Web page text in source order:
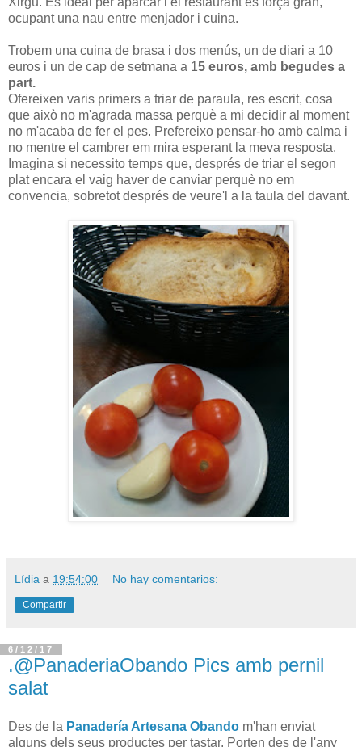
ocupant una nau entre menjador i cuina.
Trobem una cuina de brasa i dos menús, un de diari a 10
euros i un de cap de setmana a 15 euros, amb begudes a
part.
Ofereixen varis primers a triar de paraula, res escrit, cosa
que això no m'agrada massa perquè a mi decidir al moment
no m'acaba de fer el pes. Prefereixo pensar-ho amb calma i
no mentre el cambrer em mira esperant la meva resposta.
Imagina si necessito temps que, després de triar el segon
plat encara el vaig haver de canviar perquè no em
convencia, sobretot després de veure'l a la taula del davant.
Lídia a 19:54:00 No hay comentarios:
Compartir
6/12/17
.@PanaderiaObando Pics amb pernil
salat
Des de la Panadería Artesana Obando m'han enviat
alguns dels seus productes per tastar. Porten des de l'any